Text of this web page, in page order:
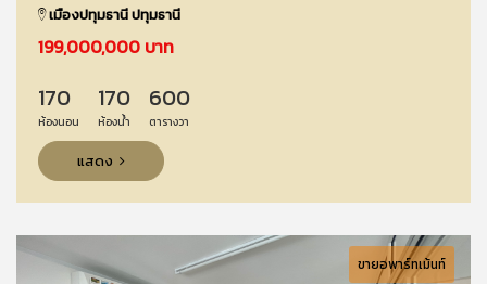
เมืองปทุมธานี ปทุมธานี
199,000,000 บาท
170
ห้องนอน
170
ห้องน้ำ
600
ตารางวา
แสดง
ขายอพาร์ทเม้นท์